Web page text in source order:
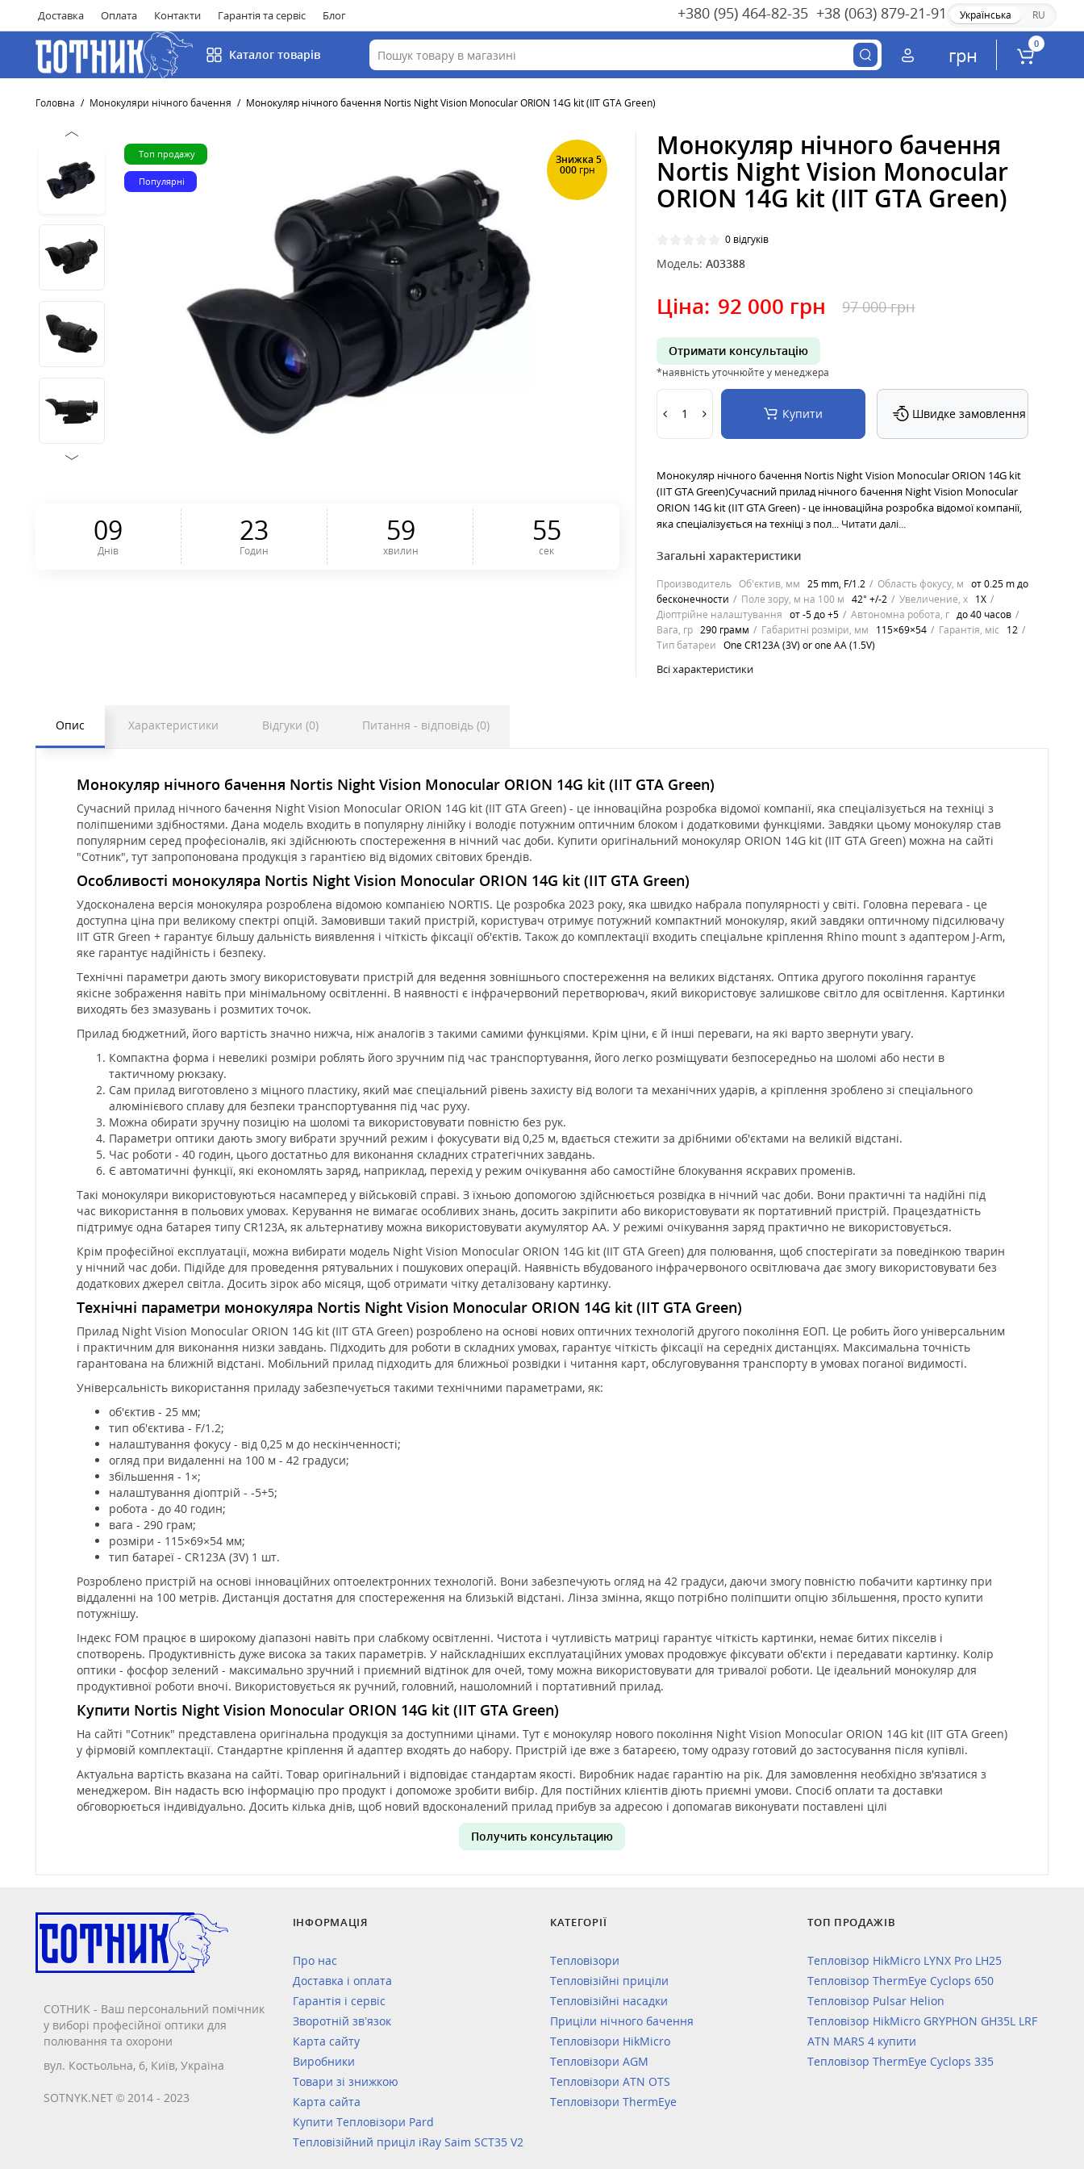
Доставка Оплата Контакти Гарантія та сервіс Блог Українська RU
+380 (95) 464-82-35 +38 (063) 879-21-91
Каталог товарів грн 0
Головна Монокуляри нічного бачення Монокуляр нічного бачення Nortis Night Vision Monocular ORION 14G kit (IIT GTA Green)
Знижка 5
000грн
Топ продажу
Популярні
09
Днів
23
Годин
59
хвилин
54
сек
Монокуляр нічного бачення
Nortis Night Vision Monocular
ORION 14G kit (IIT GTA Green)
0 відгуків
Модель: A03388
Ціна: 92 000 грн 97 000 грн
Отримати консультацію
*наявність уточнюйте у менеджера
Купити Швидке замовлення
Монокуляр нічного бачення Nortis Night Vision Monocular ORION 14G kit
(IIT GTA Green)Сучасний прилад нічного бачення Night Vision Monocular
ORION 14G kit (IIT GTA Green) - це інноваційна розробка відомої компанії,
яка спеціалізується на техніці з пол... Читати далі...
Загальні характеристики
Производитель Об'єктив, мм 25 mm, F/1.2 Область фокусу, м
от 0.25 m до
бесконечности
Поле зору, м на 100 м 42° +/-2 Увеличение, х 1X
Діоптрійне налаштування
от -5 до +5 Автономна робота, г до 40 часов
Вага, гр 290 грамм Габаритні розміри, мм 115×69×54 Гарантія, міс
12
Тип батареи
One CR123A (3V) or one AA (1.5V)
Всі характеристики
Опис Характеристики Відгуки (0) Питання - відповідь (0)
Монокуляр нічного бачення Nortis Night Vision Monocular ORION 14G kit (IIT GTA Green)
Сучасний прилад нічного бачення Night Vision Monocular ORION 14G kit (IIT GTA Green) - це інноваційна розробка відомої компанії, яка спеціалізується на техніці з
поліпшеними здібностями. Дана модель входить в популярну лінійку і володіє потужним оптичним блоком і додатковими функціями. Завдяки цьому монокуляр став
популярним серед професіоналів, які здійснюють спостереження в нічний час доби. Купити оригінальний монокуляр ORION 14G kit (IIT GTA Green) можна на сайті
"Сотник", тут запропонована продукція з гарантією від відомих світових брендів.
Особливості монокуляра Nortis Night Vision Monocular ORION 14G kit (IIT GTA Green)
Удосконалена версія монокуляра розроблена відомою компанією NORTIS. Це розробка 2023 року, яка швидко набрала популярності у світі. Головна перевага - це
доступна ціна при великому спектрі опцій. Замовивши такий пристрій, користувач отримує потужний компактний монокуляр, який завдяки оптичному підсилювачу
IIT GTR Green + гарантує більшу дальність виявлення і чіткість фіксації об'єктів. Також до комплектації входить спеціальне кріплення Rhino mount з адаптером J-Arm,
яке гарантує надійність і безпеку.
Технічні параметри дають змогу використовувати пристрій для ведення зовнішнього спостереження на великих відстанях. Оптика другого покоління гарантує
якісне зображення навіть при мінімальному освітленні. В наявності є інфрачервоний перетворювач, який використовує залишкове світло для освітлення. Картинки
виходять без змазувань і розмитих точок.
Прилад бюджетний, його вартість значно нижча, ніж аналогів з такими самими функціями. Крім ціни, є й інші переваги, на які варто звернути увагу.
Компактна форма і невеликі розміри роблять його зручним під час транспортування, його легко розміщувати безпосередньо на шоломі або нести в
тактичному рюкзаку.
Сам прилад виготовлено з міцного пластику, який має спеціальний рівень захисту від вологи та механічних ударів, а кріплення зроблено зі спеціального
алюмінієвого сплаву для безпеки транспортування під час руху.
Можна обирати зручну позицію на шоломі та використовувати повністю без рук.
Параметри оптики дають змогу вибрати зручний режим і фокусувати від 0,25 м, вдається стежити за дрібними об'єктами на великій відстані.
Час роботи - 40 годин, цього достатньо для виконання складних стратегічних завдань.
Є автоматичні функції, які економлять заряд, наприклад, перехід у режим очікування або самостійне блокування яскравих променів.
Такі монокуляри використовуються насамперед у військовій справі. З їхньою допомогою здійснюється розвідка в нічний час доби. Вони практичні та надійні під
час використання в польових умовах. Керування не вимагає особливих знань, досить закріпити або використовувати як портативний пристрій. Працездатність
підтримує одна батарея типу CR123A, як альтернативу можна використовувати акумулятор AA. У режимі очікування заряд практично не використовується.
Крім професійної експлуатації, можна вибирати модель Night Vision Monocular ORION 14G kit (IIT GTA Green) для полювання, щоб спостерігати за поведінкою тварин
у нічний час доби. Підійде для проведення рятувальних і пошукових операцій. Наявність вбудованого інфрачервоного освітлювача дає змогу використовувати без
додаткових джерел світла. Досить зірок або місяця, щоб отримати чітку деталізовану картинку.
Технічні параметри монокуляра Nortis Night Vision Monocular ORION 14G kit (IIT GTA Green)
Прилад Night Vision Monocular ORION 14G kit (IIT GTA Green) розроблено на основі нових оптичних технологій другого покоління ЕОП. Це робить його універсальним
і практичним для виконання низки завдань. Підходить для роботи в складних умовах, гарантує чіткість фіксації на середніх дистанціях. Максимальна точність
гарантована на ближній відстані. Мобільний прилад підходить для ближньої розвідки і читання карт, обслуговування транспорту в умовах поганої видимості.
Універсальність використання приладу забезпечується такими технічними параметрами, як:
об'єктив - 25 мм;
тип об'єктива - F/1.2;
налаштування фокусу - від 0,25 м до нескінченності;
огляд при видаленні на 100 м - 42 градуси;
збільшення - 1×;
налаштування діоптрій - -5+5;
робота - до 40 годин;
вага - 290 грам;
розміри - 115×69×54 мм;
тип батареї - CR123A (3V) 1 шт.
Розроблено пристрій на основі інноваційних оптоелектронних технологій. Вони забезпечують огляд на 42 градуси, даючи змогу повністю побачити картинку при
віддаленні на 100 метрів. Дистанція достатня для спостереження на близькій відстані. Лінза змінна, якщо потрібно поліпшити опцію збільшення, просто купити
потужнішу.
Індекс FOM працює в широкому діапазоні навіть при слабкому освітленні. Чистота і чутливість матриці гарантує чіткість картинки, немає битих пікселів і
спотворень. Продуктивність дуже висока за таких параметрів. У найскладніших експлуатаційних умовах продовжує фіксувати об'єкти і передавати картинку. Колір
оптики - фосфор зелений - максимально зручний і приємний відтінок для очей, тому можна використовувати для тривалої роботи. Це ідеальний монокуляр для
продуктивної роботи вночі. Використовується як ручний, головний, нашоломний і портативний прилад.
Купити Nortis Night Vision Monocular ORION 14G kit (IIT GTA Green)
На сайті "Сотник" представлена оригінальна продукція за доступними цінами. Тут є монокуляр нового покоління Night Vision Monocular ORION 14G kit (IIT GTA Green)
у фірмовій комплектації. Стандартне кріплення й адаптер входять до набору. Пристрій іде вже з батареєю, тому одразу готовий до застосування після купівлі.
Актуальна вартість вказана на сайті. Товар оригінальний і відповідає стандартам якості. Виробник надає гарантію на рік. Для замовлення необхідно зв'язатися з
менеджером. Він надасть всю інформацію про продукт і допоможе зробити вибір. Для постійних клієнтів діють приємні умови. Спосіб оплати та доставки
обговорюється індивідуально. Досить кілька днів, щоб новий вдосконалений прилад прибув за адресою і допомагав виконувати поставлені цілі
Получить консультацию
СОТНИК - Ваш персональний помічник
у виборі професійної оптики для
полювання та охорони
вул. Костьольна, 6, Київ, Україна
SOTNYK.NET © 2014 - 2023
ІНФОРМАЦІЯ
Про нас
Доставка і оплата
Гарантія і сервіс
Зворотній зв’язок
Карта сайту
Виробники
Товари зі знижкою
Карта сайта
Купити Тепловізори Pard
Тепловізійний приціл iRay Saim SCT35 V2
КАТЕГОРІЇ
Тепловізори
Тепловізійні приціли
Тепловізійні насадки
Приціли нічного бачення
Тепловізори HikMicro
Тепловізори AGM
Тепловізори ATN OTS
Тепловізори ThermEye
ТОП ПРОДАЖІВ
Тепловізор HikMicro LYNX Pro LH25
Тепловізор ThermEye Cyclops 650
Тепловізор Pulsar Helion
Тепловізор HikMicro GRYPHON GH35L LRF
ATN MARS 4 купити
Тепловізор ThermEye Cyclops 335